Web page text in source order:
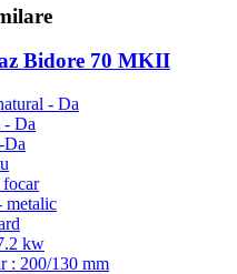
Bidore 70 MKII
- Da
- Da
Da
metalic
kw
: 200/130 mm